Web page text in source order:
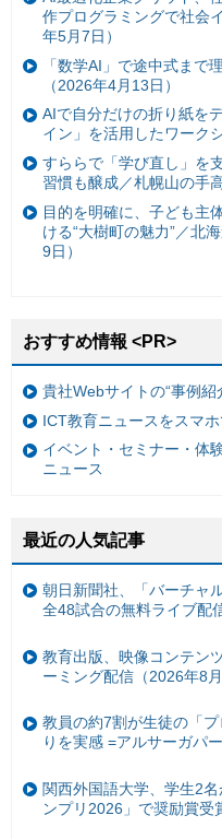
作プログラミングで社会
年5月7日）
「数学AI」で途中式まで
（2026年4月13日）
AIで自分だけの折り紙を
イン」を活用したワーク
すららで「学び直し」を
習慣も醸成／札幌山の手
目的を明確に、子ども主
ける“大樹町の魅力”／北
9日）
おすすめ情報 <PR>
貴社Webサイトの“事例紹
ICT教育ニュースをスマ
イベント・セミナー・体
ニュース
最近の人気記事
朝日新聞社、「バーチャ
全48試合の無料ライブ配
教育出版、映像コンテン
ーミング配信（2026年8月
教員の約7割が生徒の「
りを実感 =アルサーガパ
関西外国語大学、学生2
ンプリ2026」で奨励賞受